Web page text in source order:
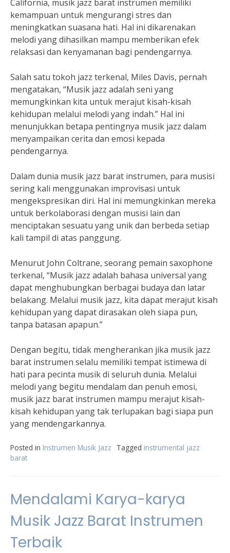
California, musik jazz barat instrumen memiliki
kemampuan untuk mengurangi stres dan
meningkatkan suasana hati. Hal ini dikarenakan
melodi yang dihasilkan mampu memberikan efek
relaksasi dan kenyamanan bagi pendengarnya.
Salah satu tokoh jazz terkenal, Miles Davis, pernah
mengatakan, “Musik jazz adalah seni yang
memungkinkan kita untuk merajut kisah-kisah
kehidupan melalui melodi yang indah.” Hal ini
menunjukkan betapa pentingnya musik jazz dalam
menyampaikan cerita dan emosi kepada
pendengarnya.
Dalam dunia musik jazz barat instrumen, para musisi
sering kali menggunakan improvisasi untuk
mengekspresikan diri. Hal ini memungkinkan mereka
untuk berkolaborasi dengan musisi lain dan
menciptakan sesuatu yang unik dan berbeda setiap
kali tampil di atas panggung.
Menurut John Coltrane, seorang pemain saxophone
terkenal, “Musik jazz adalah bahasa universal yang
dapat menghubungkan berbagai budaya dan latar
belakang. Melalui musik jazz, kita dapat merajut kisah
kehidupan yang dapat dirasakan oleh siapa pun,
tanpa batasan apapun.”
Dengan begitu, tidak mengherankan jika musik jazz
barat instrumen selalu memiliki tempat istimewa di
hati para pecinta musik di seluruh dunia. Melalui
melodi yang begitu mendalam dan penuh emosi,
musik jazz barat instrumen mampu merajut kisah-
kisah kehidupan yang tak terlupakan bagi siapa pun
yang mendengarkannya.
Posted in Instrumen Musik Jazz Tagged instrumental jazz
barat
Mendalami Karya-karya
Musik Jazz Barat Instrumen
Terbaik